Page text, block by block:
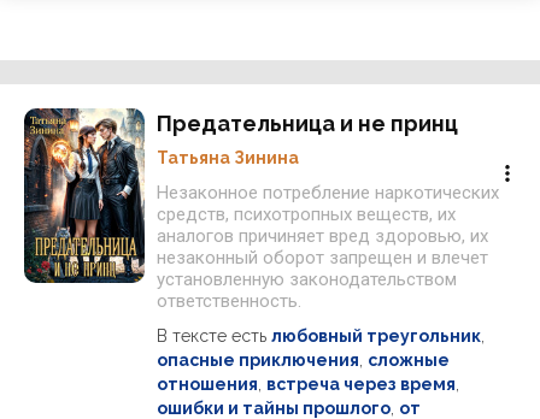
Предательница и не принц
Татьяна Зинина
Незаконное потребление наркотических
средств, психотропных веществ, их
аналогов причиняет вред здоровью, их
незаконный оборот запрещен и влечет
установленную законодательством
ответственность.
В тексте есть любовный треугольник
опасные приключения сложные
отношения встреча через время
ошибки и тайны прошлого от